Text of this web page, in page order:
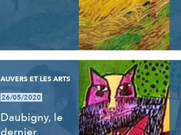
AUVERS ET LES ARTS
26/05/2020
Daubigny, le
dernier